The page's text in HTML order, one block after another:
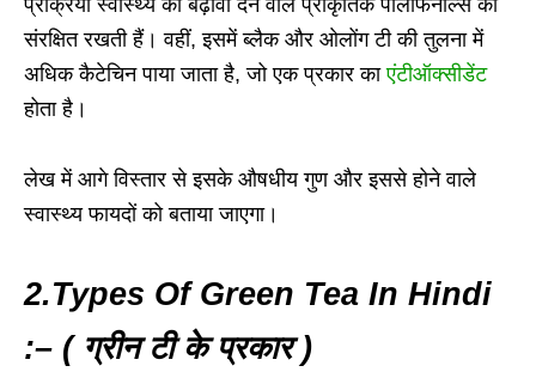
प्रक्रिया स्वास्थ्य को बढ़ावा देने वाले प्राकृतिक पॉलीफेनोल्स को
संरक्षित रखती हैं। वहीं, इसमें ब्लैक और ओलोंग टी की तुलना में
अधिक कैटेचिन पाया जाता है, जो एक प्रकार काएंटीऑक्सीडेंट
होता है।
लेख में आगे विस्तार से इसके औषधीय गुण और इससे होने वाले
स्वास्थ्य फायदों को बताया जाएगा।
2.Types Of Green Tea In Hindi
:– ( ग्रीन टी के प्रकार )